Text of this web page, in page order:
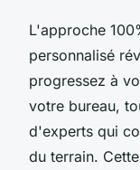
L'approche
personnalisé
progressez à
votre bureau,
d'experts qui
du terrain.